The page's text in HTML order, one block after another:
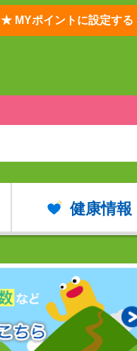
★ MYポイントに設定する
健康情報